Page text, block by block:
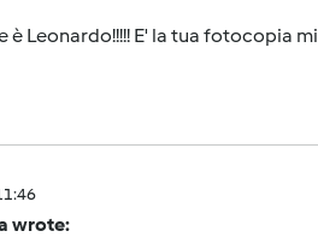
è Leonardo!!!!! E' la tua fotocopia
wrote: